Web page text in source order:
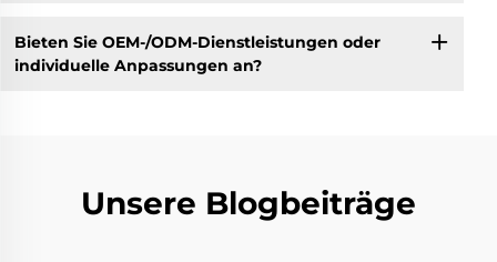
Bieten Sie OEM-/ODM-Dienstleistungen oder
individuelle Anpassungen an?
Unsere Blogbeiträge